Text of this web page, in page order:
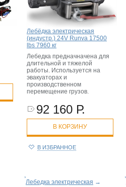
Лебёдка электрическая
(индустр.) 24V Runva 17500
lbs 7960 кг
Лебедка предначначена для
длительной и тяжелой
работы. Используется на
эвакуаторах и
производственном
перемещение грузов.
92 160 Р.
В КОРЗИНУ
В ИЗБРАННОЕ
Лебедка электрическая →